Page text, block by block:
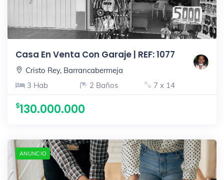
Casa En Venta Con Garaje | REF: 1077
Cristo Rey, Barrancabermeja
3 Hab
2 Baños 7 x 14
130.000.000
ANUNCIO